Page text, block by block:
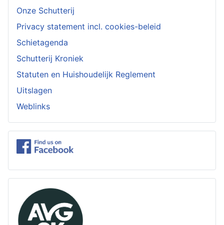
Onze Schutterij
Privacy statement incl. cookies-beleid
Schietagenda
Schutterij Kroniek
Statuten en Huishoudelijk Reglement
Uitslagen
Weblinks